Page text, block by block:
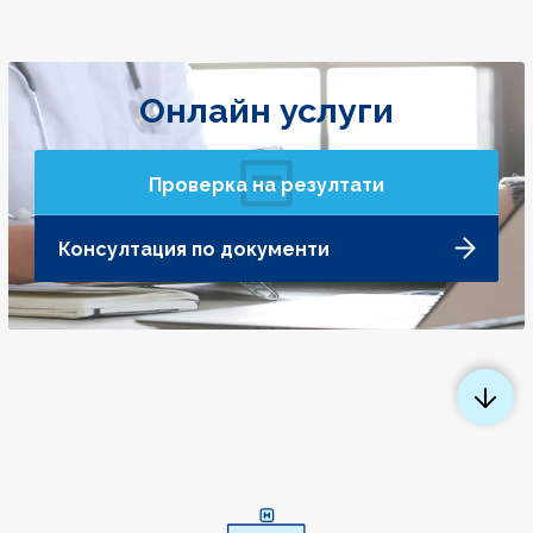
Онлайн услуги
Проверка на резултати
Консултация по документи